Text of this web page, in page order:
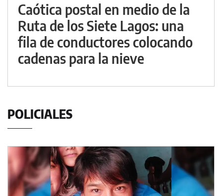
Caótica postal en medio de la
Ruta de los Siete Lagos: una
fila de conductores colocando
cadenas para la nieve
POLICIALES